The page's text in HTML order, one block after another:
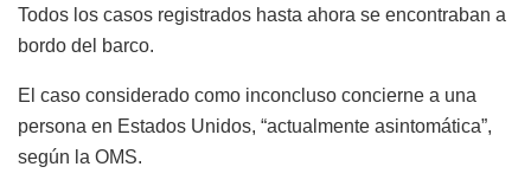
Todos los casos registrados hasta ahora se encontraban a
bordo del barco.
El caso considerado como inconcluso concierne a una
persona en Estados Unidos, “actualmente asintomática”,
según la OMS.